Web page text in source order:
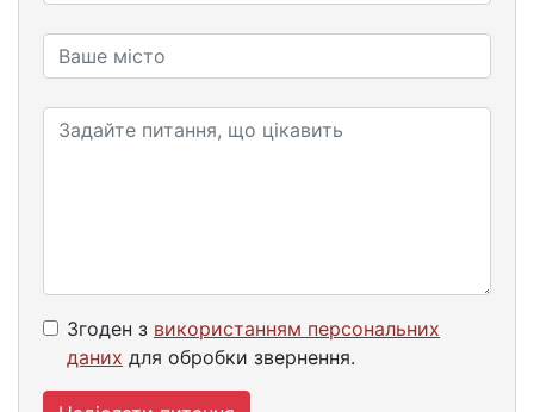
Згоден з використанням персональних
даних для обробки звернення.